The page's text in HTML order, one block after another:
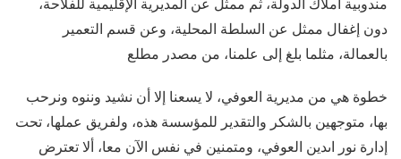
دون إغفال ممثل عن السلطة المحلية، وعن قسم التعمير
بالعمالة، مثلما بلغ إلى علمنا، من مصدر مطلع
خطوة هي من مديرية العوفي، لا يسعنا إلا أن نشيد وننوه ونرحب
بها، متوجهين بالشكر والتقدير للمؤسسة هذه، ولفريق عملها، تحت
إدارة نور اىدين العوفي، ومتمنين في نفس الآن معا، ألا تعترض